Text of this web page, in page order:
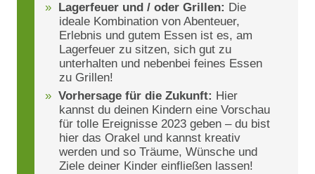
Lagerfeuer und / oder Grillen: Die
ideale Kombination von Abenteuer,
Erlebnis und gutem Essen ist es, am
Lagerfeuer zu sitzen, sich gut zu
unterhalten und nebenbei feines Essen
zu Grillen!
Vorhersage für die Zukunft: Hier
kannst du deinen Kindern eine Vorschau
für tolle Ereignisse 2023 geben – du bist
hier das Orakel und kannst kreativ
werden und so Träume, Wünsche und
Ziele deiner Kinder einfließen lassen!